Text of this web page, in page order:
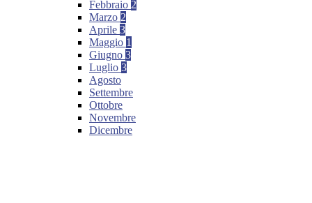
Febbraio 2
Marzo 2
Aprile 3
Maggio 1
Giugno 3
Luglio 3
Agosto
Settembre
Ottobre
Novembre
Dicembre